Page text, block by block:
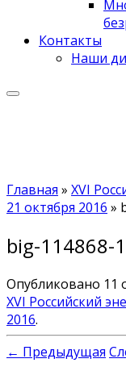
Контакты
Наши
Главная » XVI
21 октября 2016 »
big-114868-1
Опубликовано 11
XVI Российский
2016.
← Предыдущая